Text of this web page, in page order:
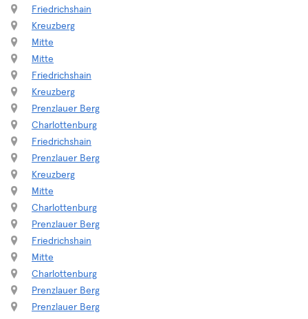
Friedrichshain
Kreuzberg
Mitte
Mitte
Friedrichshain
Kreuzberg
Prenzlauer Berg
Charlottenburg
Friedrichshain
Prenzlauer Berg
Kreuzberg
Mitte
Charlottenburg
Prenzlauer Berg
Friedrichshain
Mitte
Charlottenburg
Prenzlauer Berg
Prenzlauer Berg